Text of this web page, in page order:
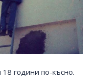
години по-късно.